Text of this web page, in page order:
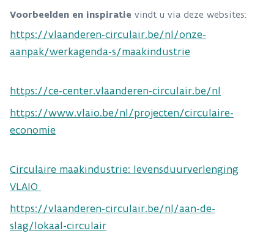
Voorbeelden en inspiratie vindt u via deze websites:
https://vlaanderen-circulair.be/nl/onze-
aanpak/werkagenda-s/maakindustrie
https://ce-center.vlaanderen-circulair.be/nl
https://www.vlaio.be/nl/projecten/circulaire-
economie
Circulaire maakindustrie: levensduurverlenging
VLAIO
https://vlaanderen-circulair.be/nl/aan-de-
slag/lokaal-circulair